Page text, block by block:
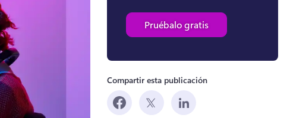
Pruébalo gratis
Compartir esta publicación